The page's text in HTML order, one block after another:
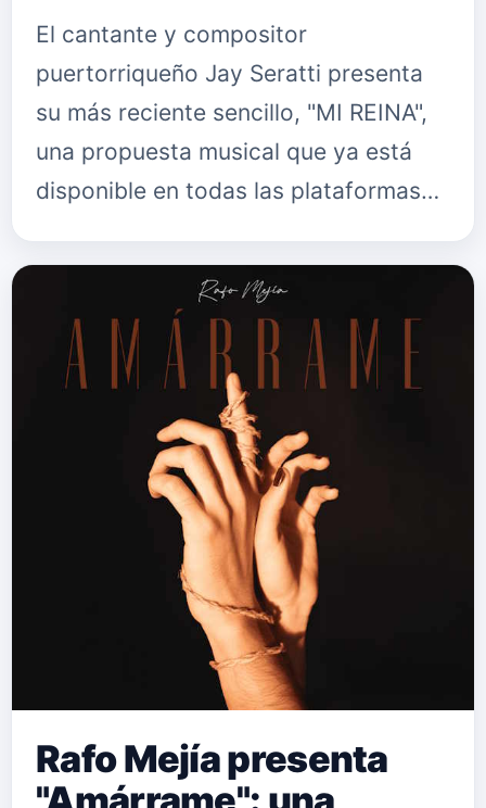
El cantante y compositor
puertorriqueño Jay Seratti presenta
su más reciente sencillo, "MI REINA",
una propuesta musical que ya está
disponible en todas las plataformas
contagioso del merengue urbano…
Rafo Mejía presenta